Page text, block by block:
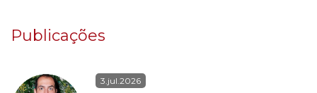
Publicações
3.jul.2026